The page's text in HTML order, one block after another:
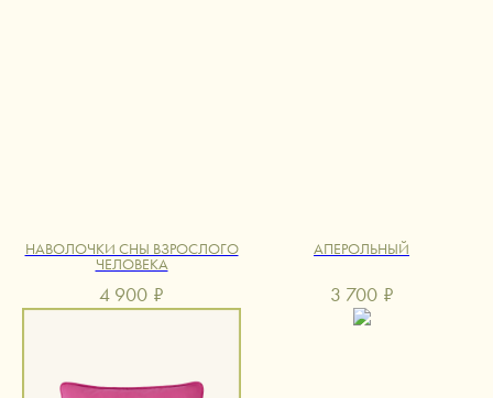
НАВОЛОЧКИ СНЫ ВЗРОСЛОГО
ЧЕЛОВЕКА
4 900 ₽
АПЕРОЛЬНЫЙ
3 700 ₽